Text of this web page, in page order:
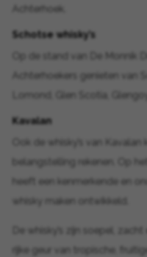
Achterhoek.
Schotse whisky’s
Op de stand van De Monnik
Achterhoekers genieten van
Lomond, Glen Scotia,
Kavalan
Ook de whisky’s van
belangstelling rekenen. Op
heeft een kenmerkende en
whisky maken ontwikkeld.
De whisky’s zijn soepel,
rijke geur van tropische,